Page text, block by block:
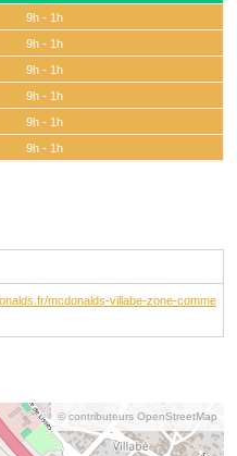
9h - 1h
9h - 1h
9h - 1h
9h - 1h
9h - 1h
9h - 1h
mcdonalds-villabe-zone-comme
© contributeurs OpenStreetMap